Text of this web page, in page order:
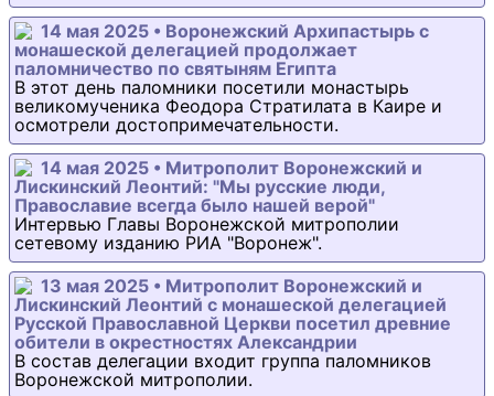
14 мая 2025 • Воронежский Архипастырь с
монашеской делегацией продолжает
паломничество по святыням Египта
В этот день паломники посетили монастырь
великомученика Феодора Стратилата в Каире и
осмотрели достопримечательности.
14 мая 2025 • Митрополит Воронежский и
Лискинский Леонтий: "Мы русские люди,
Православие всегда было нашей верой"
Интервью Главы Воронежской митрополии
сетевому изданию РИА "Воронеж".
13 мая 2025 • Митрополит Воронежский и
Лискинский Леонтий с монашеской делегацией
Русской Православной Церкви посетил древние
обители в окрестностях Александрии
В состав делегации входит группа паломников
Воронежской митрополии.